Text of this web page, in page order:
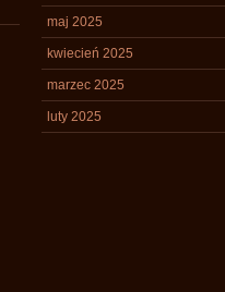
maj 2025
kwiecień 2025
marzec 2025
luty 2025